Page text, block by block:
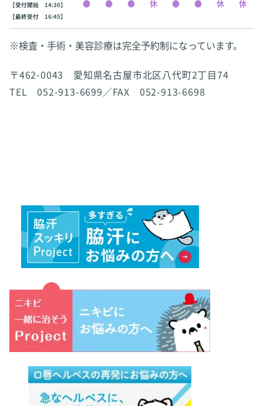
【受付開始 14:30】
【最終受付 16:45】
※検査・手術・美容診療は完全予約制になっています。
〒462-0043 愛知県名古屋市北区八代町2丁目74
TEL 052-913-6699／FAX 052-913-6698